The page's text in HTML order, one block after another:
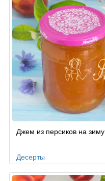
Джем из персиков на зиму
Десерты